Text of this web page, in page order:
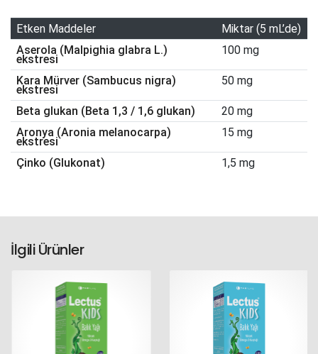
Etken Maddeler
Miktar (5 mL’de)
Aserola (Malpighia glabra L.)
ekstresi
100 mg
Kara Mürver (Sambucus nigra)
ekstresi
50 mg
Beta glukan (Beta 1,3 / 1,6 glukan)
20 mg
Aronya (Aronia melanocarpa)
ekstresi
15 mg
Çinko (Glukonat) 1,5 mg
İlgili Ürünler